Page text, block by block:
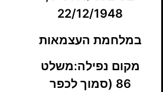
22/12/1948
במלחמת העצמאות
מקום נפילה:משלט
86 (סמוך לכפר